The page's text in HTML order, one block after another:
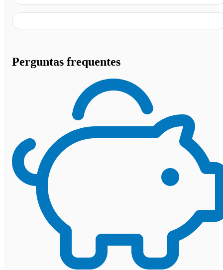
Perguntas frequentes